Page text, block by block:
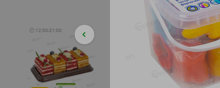
🕘 12:00-21:00